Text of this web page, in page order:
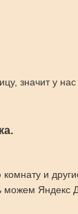
значит у
и
Яндекс